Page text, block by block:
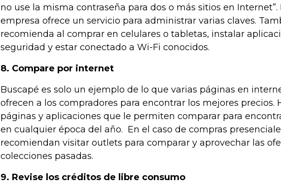
no use la misma contraseña para dos o más sitios en Internet”.
empresa ofrece un servicio para administrar varias claves.
recomienda al comprar en celulares o tabletas, instalar
seguridad y estar conectado a Wi-Fi conocidos.
8. Compare por internet
Buscapé es solo un ejemplo de lo que varias páginas en
ofrecen a los compradores para encontrar los mejores precios.
páginas y aplicaciones que le permiten comparar para
en cualquier época del año. En el caso de compras
recomiendan visitar outlets para comparar y aprovechar las
colecciones pasadas.
9. Revise los créditos de libre consumo